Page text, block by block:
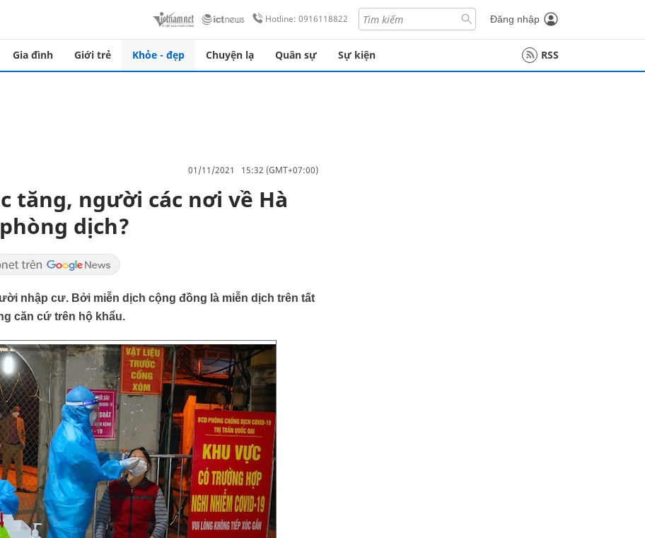
Hotline: 0916118822 Đăng nhập
Gia đình Giới trẻ Khỏe - đẹp Chuyện lạ Quân sự Sự kiện RSS
01/11/2021 15:32 (GMT+07:00)
tăng, người các nơi về Hà
dịch?
nhập cư. Bởi miễn dịch cộng đồng là miễn dịch trên tất
căn cứ trên hộ khẩu.